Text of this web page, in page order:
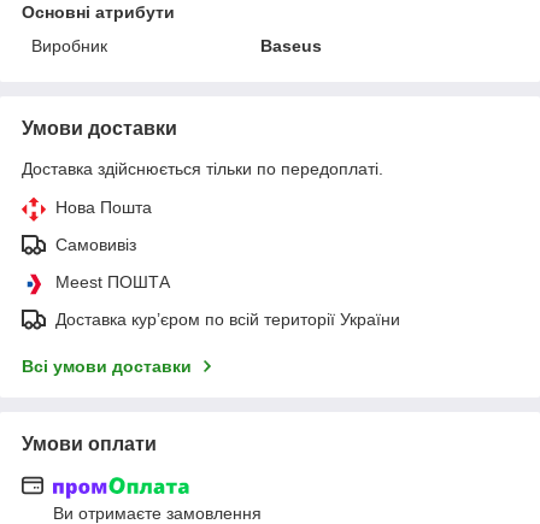
Основні атрибути
Виробник
Baseus
Умови доставки
Доставка здійснюється тільки по передоплаті.
Нова Пошта
Самовивіз
Meest ПОШТА
Доставка кур’єром по всій території України
Всі умови доставки
Умови оплати
Ви отримаєте замовлення